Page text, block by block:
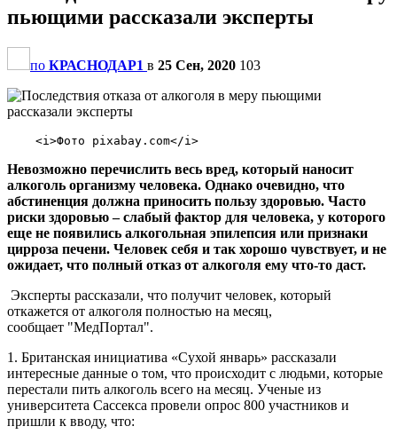
пьющими рассказали эксперты
по КРАСНОДАР1 в 25 Сен, 2020 103
Невозможно перечислить весь вред, который наносит
алкоголь организму человека. Однако очевидно, что
абстиненция должна приносить пользу здоровью. Часто
риски здоровью – слабый фактор для человека, у которого
еще не появились алкогольная эпилепсия или признаки
цирроза печени. Человек себя и так хорошо чувствует, и не
ожидает, что полный отказ от алкоголя ему что-то даст.
Эксперты рассказали, что получит человек, который
откажется от алкоголя полностью на месяц,
сообщает "МедПортал".
1. Британская инициатива «Сухой январь» рассказали
интересные данные о том, что происходит с людьми, которые
перестали пить алкоголь всего на месяц. Ученые из
университета Сассекса провели опрос 800 участников и
пришли к вводу, что: